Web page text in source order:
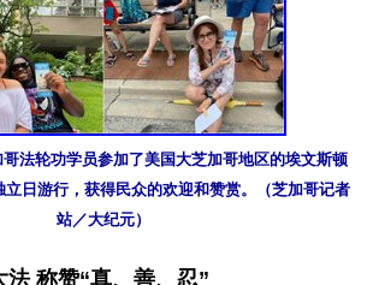
法轮功学员参加了美国大芝加哥地区的埃文斯顿
日游行，获得民众的欢迎和赞赏。（芝加哥记者
站／大纪元）
法 称赞“真、善、忍”